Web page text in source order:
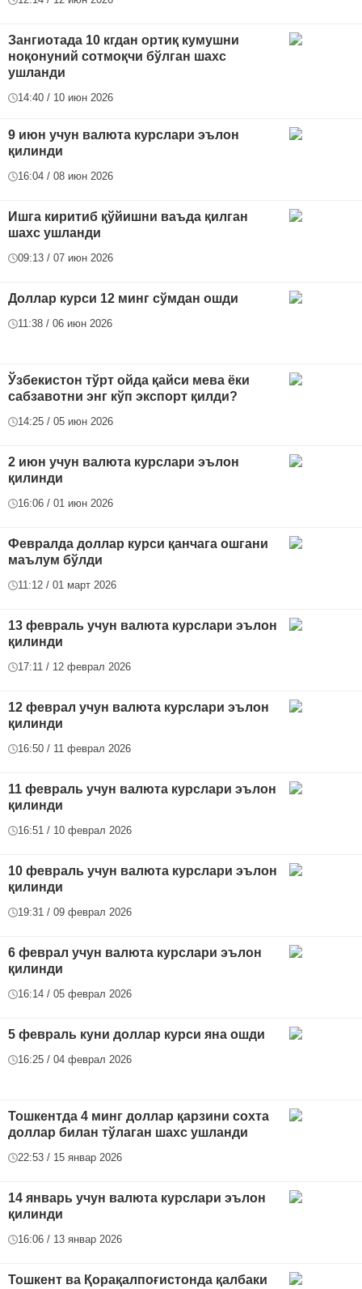
Зангиотада 10 кгдан ортиқ кумушни
ноқонуний сотмоқчи бўлган шахс
ушланди
14:40 / 10 июн 2026
9 июн учун валюта курслари эълон
қилинди
16:04 / 08 июн 2026
Ишга киритиб қўйишни ваъда қилган
шахс ушланди
09:13 / 07 июн 2026
Доллар курси 12 минг сўмдан ошди
11:38 / 06 июн 2026
Ўзбекистон тўрт ойда қайси мева ёки
сабзавотни энг кўп экспорт қилди?
14:25 / 05 июн 2026
2 июн учун валюта курслари эълон
қилинди
16:06 / 01 июн 2026
Февралда доллар курси қанчага ошгани
маълум бўлди
11:12 / 01 март 2026
13 февраль учун валюта курслари эълон
қилинди
17:11 / 12 феврал 2026
12 феврал учун валюта курслари эълон
қилинди
16:50 / 11 феврал 2026
11 февраль учун валюта курслари эълон
қилинди
16:51 / 10 феврал 2026
10 февраль учун валюта курслари эълон
қилинди
19:31 / 09 феврал 2026
6 феврал учун валюта курслари эълон
қилинди
16:14 / 05 феврал 2026
5 февраль куни доллар курси яна ошди
16:25 / 04 феврал 2026
Тошкентда 4 минг доллар қарзини сохта
доллар билан тўлаган шахс ушланди
22:53 / 15 январ 2026
14 январь учун валюта курслари эълон
қилинди
16:06 / 13 январ 2026
Тошкент ва Қорақалпоғистонда қалбаки